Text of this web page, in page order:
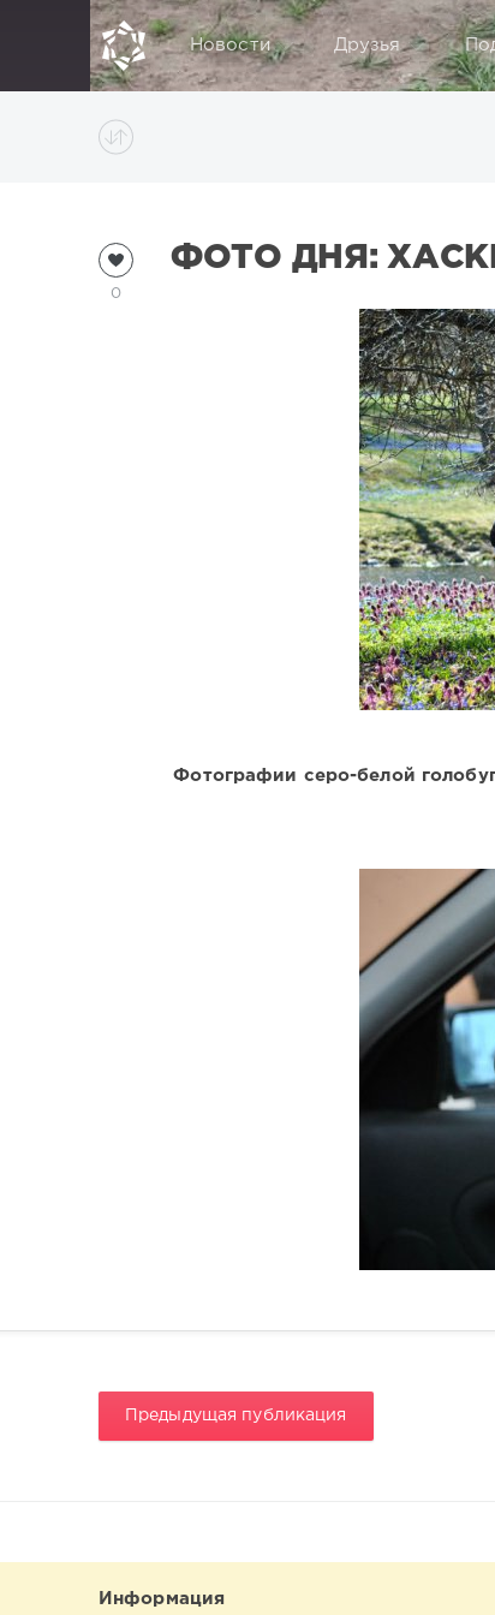
Новости Друзья
ФОТО ДНЯ:
0
Фотографии серо-белой
Предыдущая публикация
Информация